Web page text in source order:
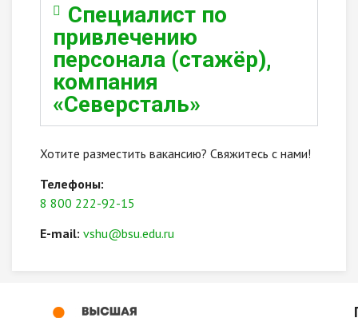
Cпециалист по
привлечению
персонала (стажёр),
компания
«Северсталь»
Хотите разместить вакансию? Свяжитесь с нами!
Телефоны:
8 800 222-92-15
E-mail: vshu@bsu.edu.ru